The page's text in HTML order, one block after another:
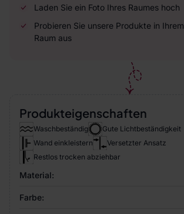
Laden Sie ein Foto Ihres Raumes hoch
Probieren Sie unsere Produkte in Ihrem
Raum aus
Produkteigenschaften
Waschbeständig
Gute Lichtbeständigkeit
Wand einkleistern
Versetzter Ansatz
Restlos trocken abziehbar
Material:
Farbe: